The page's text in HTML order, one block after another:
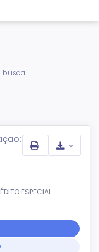
busca
ESPECIAL.